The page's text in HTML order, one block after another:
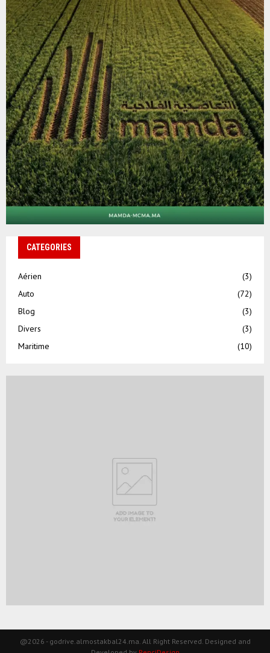
CATEGORIES
Aérien
(3)
Auto
(72)
Blog
(3)
Divers
(3)
Maritime
(10)
@2026 - godrive.almostakbal24.ma. All Right Reserved. Designed and